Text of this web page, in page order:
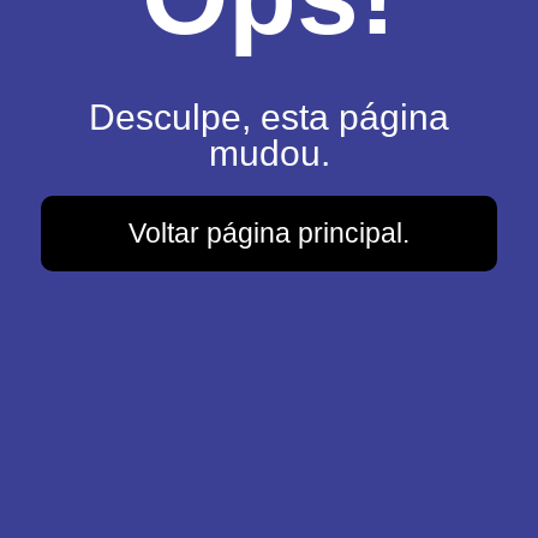
Desculpe, esta página
mudou.
Voltar página principal.